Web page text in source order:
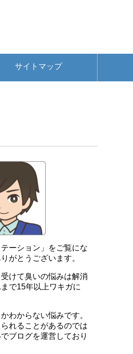
サイトマップ
ーション」をご覧にな
がとうございます。
けて臭いの悩みは解消
で15年以上ワキガに
わからない悩みです。
れることがあるのでは
ブログを運営しており